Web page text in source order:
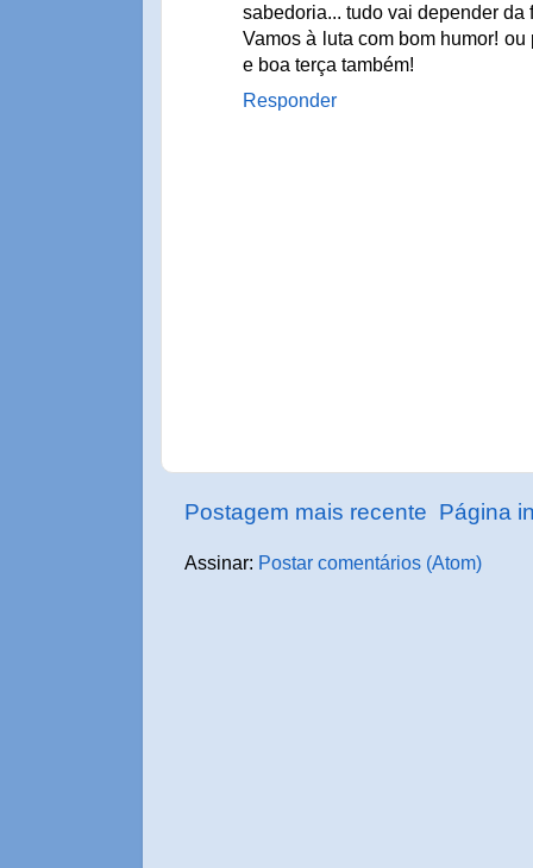
sabedoria... tudo vai depender
Vamos à luta com bom humor!
e boa terça também!
Responder
Postagem mais recente Página
Assinar: Postar comentários (Atom)